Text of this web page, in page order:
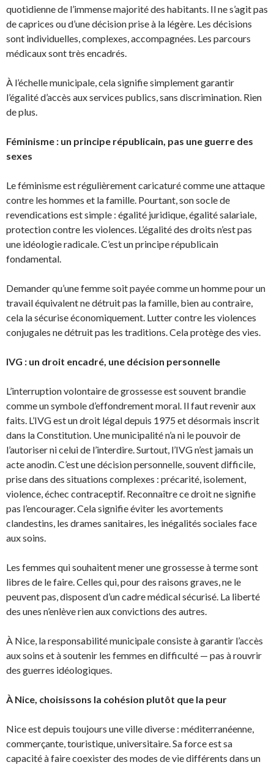
quotidienne de l’immense majorité des habitants. Il ne s’agit pas
de caprices ou d’une décision prise à la légère. Les décisions
sont individuelles, complexes, accompagnées. Les parcours
médicaux sont très encadrés.
À l’échelle municipale, cela signifie simplement garantir
l’égalité d’accès aux services publics, sans discrimination. Rien
de plus.
Féminisme : un principe républicain, pas une guerre des
sexes
Le féminisme est régulièrement caricaturé comme une attaque
contre les hommes et la famille. Pourtant, son socle de
revendications est simple : égalité juridique, égalité salariale,
protection contre les violences. L’égalité des droits n’est pas
une idéologie radicale. C’est un principe républicain
fondamental.
Demander qu’une femme soit payée comme un homme pour un
travail équivalent ne détruit pas la famille, bien au contraire,
cela la sécurise économiquement. Lutter contre les violences
conjugales ne détruit pas les traditions. Cela protège des vies.
IVG : un droit encadré, une décision personnelle
L’interruption volontaire de grossesse est souvent brandie
comme un symbole d’effondrement moral. Il faut revenir aux
faits. L’IVG est un droit légal depuis 1975 et désormais inscrit
dans la Constitution. Une municipalité n’a ni le pouvoir de
l’autoriser ni celui de l’interdire. Surtout, l’IVG n’est jamais un
acte anodin. C’est une décision personnelle, souvent difficile,
prise dans des situations complexes : précarité, isolement,
violence, échec contraceptif. Reconnaître ce droit ne signifie
pas l’encourager. Cela signifie éviter les avortements
clandestins, les drames sanitaires, les inégalités sociales face
aux soins.
Les femmes qui souhaitent mener une grossesse à terme sont
libres de le faire. Celles qui, pour des raisons graves, ne le
peuvent pas, disposent d’un cadre médical sécurisé. La liberté
des unes n’enlève rien aux convictions des autres.
À Nice, la responsabilité municipale consiste à garantir l’accès
aux soins et à soutenir les femmes en difficulté — pas à rouvrir
des guerres idéologiques.
À Nice, choisissons la cohésion plutôt que la peur
Nice est depuis toujours une ville diverse : méditerranéenne,
commerçante, touristique, universitaire. Sa force est sa
capacité à faire coexister des modes de vie différents dans un